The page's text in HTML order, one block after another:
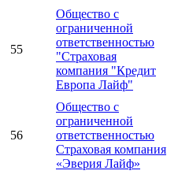
55
Общество с
ограниченной
ответственностью
"Страховая
компания "Кредит
Европа Лайф"
56
Общество с
ограниченной
ответственностью
Страховая компания
«Эверия Лайф»